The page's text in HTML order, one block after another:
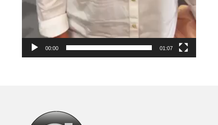
00:00 01:07